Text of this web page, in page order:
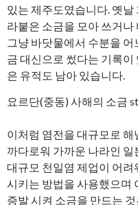
있는 제주도였습니다. 옛
라붙은 소금을 모아 쓰거
그냥 바닷물에서 수분을
금 대신으로 썼다는 기록
은 유적도 남아 있습니다.
요르단(중동) 사해의 소금
이처럼 염전을 대규모로
까다로워 가까운 나라인
대규모 천일염 제업이 어
시키는 방법을 사용했으며
증발 시켜 소금을 만드는